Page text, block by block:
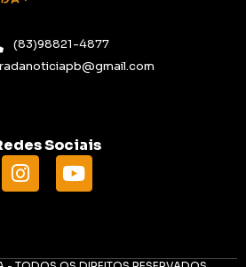
(83)98821-4877
Sociais